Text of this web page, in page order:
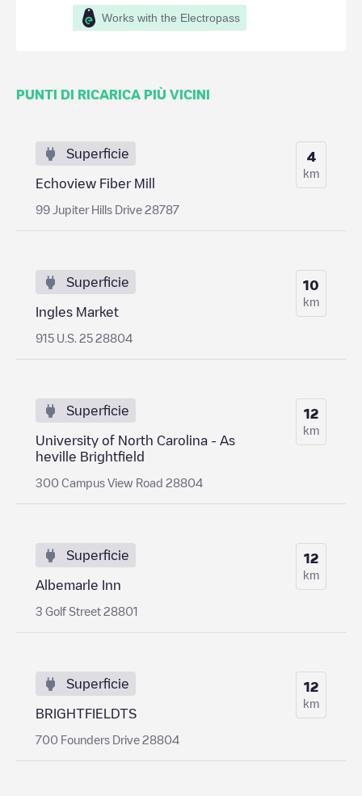
Works with the Electropass
PUNTI DI RICARICA PIÙ VICINI
Superficie
Echoview Fiber Mill
99 Jupiter Hills Drive 28787
4
km
Superficie
Ingles Market
915 U.S. 25 28804
10
km
Superficie
University of North Carolina - As
heville Brightfield
300 Campus View Road 28804
12
km
Superficie
Albemarle Inn
3 Golf Street 28801
12
km
Superficie
BRIGHTFIELDTS
700 Founders Drive 28804
12
km